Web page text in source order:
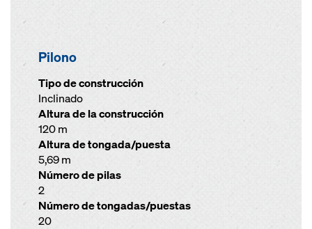
Pilono
Tipo de construcción
Inclinado
Altura de la construcción
120 m
Altura de tongada/puesta
5,69 m
Número de pilas
2
Número de tongadas/puestas
20